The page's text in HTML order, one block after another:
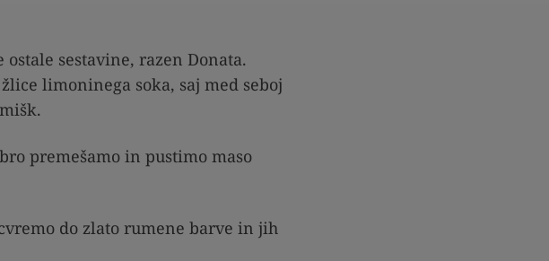
sestavine, razen Donata.
limoninega soka, saj med seboj
premešamo in pustimo maso
do zlato rumene barve in jih